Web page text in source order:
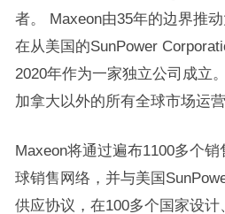
者。 Maxeon由35年的边界推
在从美国的SunPower
2020年作为一家独立公司成立
加拿大以外的所有全球市场运营
Maxeon将通过遍布1100多个
球销售网络，并与美国
供应协议，在100多个国家设